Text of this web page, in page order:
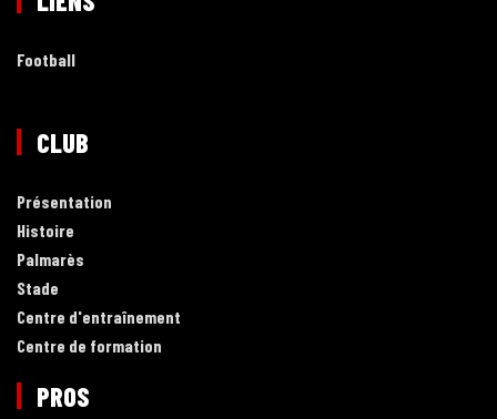
Football
CLUB
Présentation
Histoire
Palmarès
Stade
Centre d'entraînement
Centre de formation
PROS